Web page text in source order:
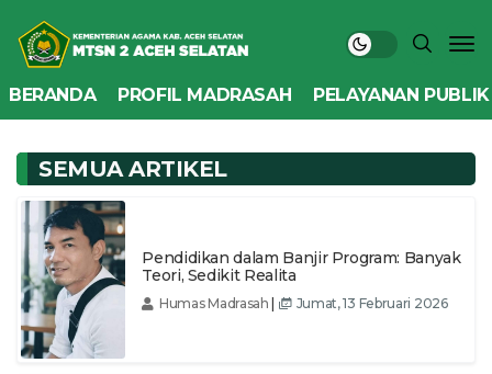
BERANDA PROFIL MADRASAH PELAYANAN PUBLIK
SEMUA ARTIKEL
Pendidikan dalam Banjir Program: Banyak
Teori, Sedikit Realita
Humas Madrasah | Jumat, 13 Februari 2026